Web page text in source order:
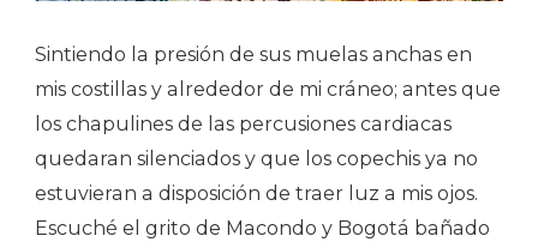
Sintiendo la presión de sus muelas anchas en
mis costillas y alrededor de mi cráneo; antes que
los chapulines de las percusiones cardiacas
quedaran silenciados y que los copechis ya no
estuvieran a disposición de traer luz a mis ojos.
Escuché el grito de Macondo y Bogotá bañado